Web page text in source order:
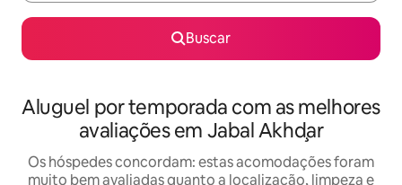
Buscar
Aluguel por temporada com as melhores
avaliações em Jabal Akhḑar
Os hóspedes concordam: estas acomodações foram
muito bem avaliadas quanto a localização, limpeza e